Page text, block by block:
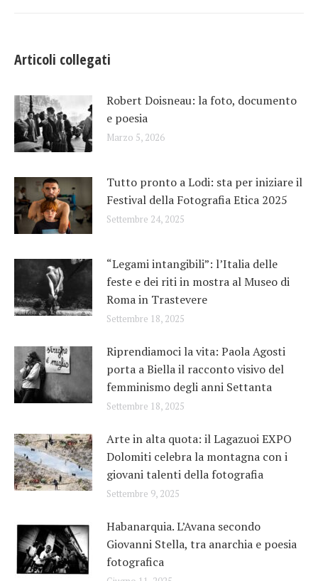
Articoli collegati
Robert Doisneau: la foto, documento
e poesia
Marzo 5, 2026
Tutto pronto a Lodi: sta per iniziare il
Festival della Fotografia Etica 2025
Settembre 24, 2025
“Legami intangibili”: l’Italia delle
feste e dei riti in mostra al Museo di
Roma in Trastevere
Settembre 18, 2025
Riprendiamoci la vita: Paola Agosti
porta a Biella il racconto visivo del
femminismo degli anni Settanta
Settembre 18, 2025
Arte in alta quota: il Lagazuoi EXPO
Dolomiti celebra la montagna con i
giovani talenti della fotografia
Settembre 9, 2025
Habanarquia. L’Avana secondo
Giovanni Stella, tra anarchia e poesia
fotografica